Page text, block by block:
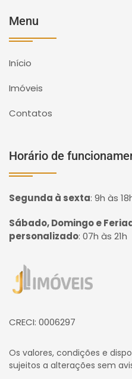
Menu
Início
Imóveis
Contatos
Horário de
Segunda à sexta: 9h às
Sábado, Domingo e
personalizado: 07h às 21h
Página inicial
CRECI: 0006297
Os valores, condições e
sujeitos a alterações sem